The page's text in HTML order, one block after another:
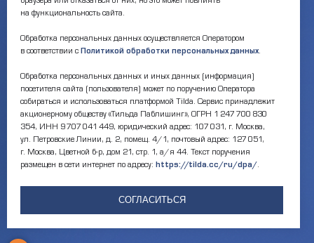
Документы
Каталог Библиотек
Москвы
Национальная
библиотека
Версия для
слабовидящих
на функциональность сайта.
Обработка персональных данных осуществляется Оператором
в соответствии с Политикой обработки персональных данных.
Обработка персональных данных и иных данных (информация)
посетителя сайта (пользователя) может по поручению Оператора
собираться и использоваться платформой Tilda. Сервис принадлежит
акционерному обществу «Тильда Паблишинг», ОГРН 1 247 700 830
354, ИНН 9 707 041 449, юридический адрес: 107 031, г. Москва,
ул. Петровские Линии, д. 2, помещ. 4/1, почтовый адрес: 127 051,
г. Москва, Цветной б-р, дом 21, стр. 1, а/я 44. Текст поручения
размещен в сети интернет по адресу: https://tilda.cc/ru/dpa/.
СОГЛАСИТЬСЯ